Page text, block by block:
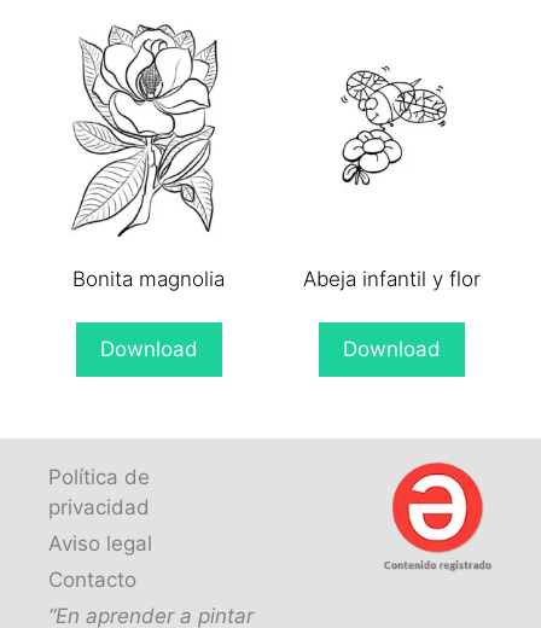
Bonita magnolia
Download
Abeja infantil y flor
Download
Política de
privacidad
Aviso legal
Contacto
“En aprender a pintar